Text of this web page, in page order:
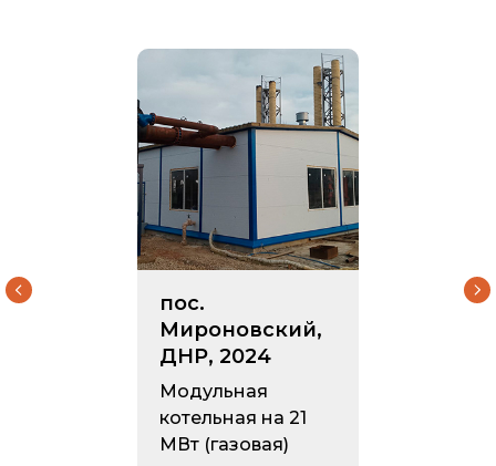
пос.
Мироновский,
ДНР, 2024
Модульная
котельная на 21
МВт (газовая)